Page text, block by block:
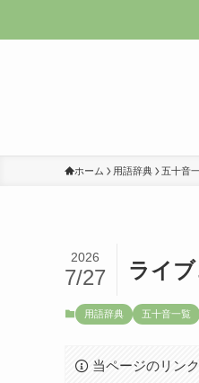
ホーム 用語辞典 五十音
ライ
2026
7/27
用語辞典 五十音一覧
当ページのリン